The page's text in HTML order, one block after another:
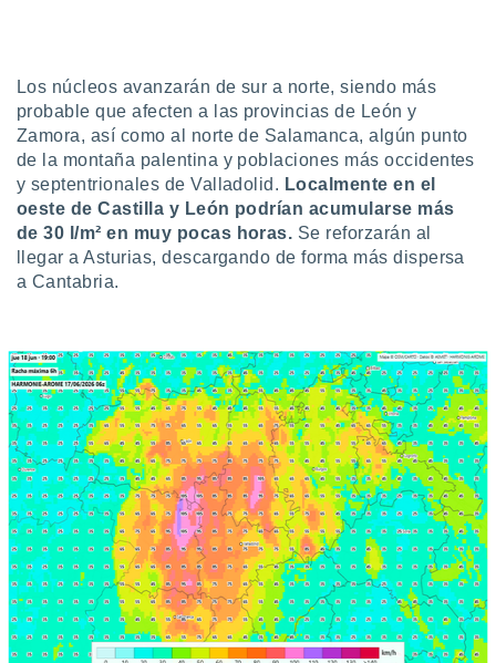
Los núcleos avanzarán de sur a norte, siendo más
probable que afecten a las provincias de León y
Zamora, así como al norte de Salamanca, algún punto
de la montaña palentina y poblaciones más occidentes
y septentrionales de Valladolid. Localmente en el
oeste de Castilla y León podrían acumularse más
de 30 l/m² en muy pocas horas. Se reforzarán al
llegar a Asturias, descargando de forma más dispersa
a Cantabria.